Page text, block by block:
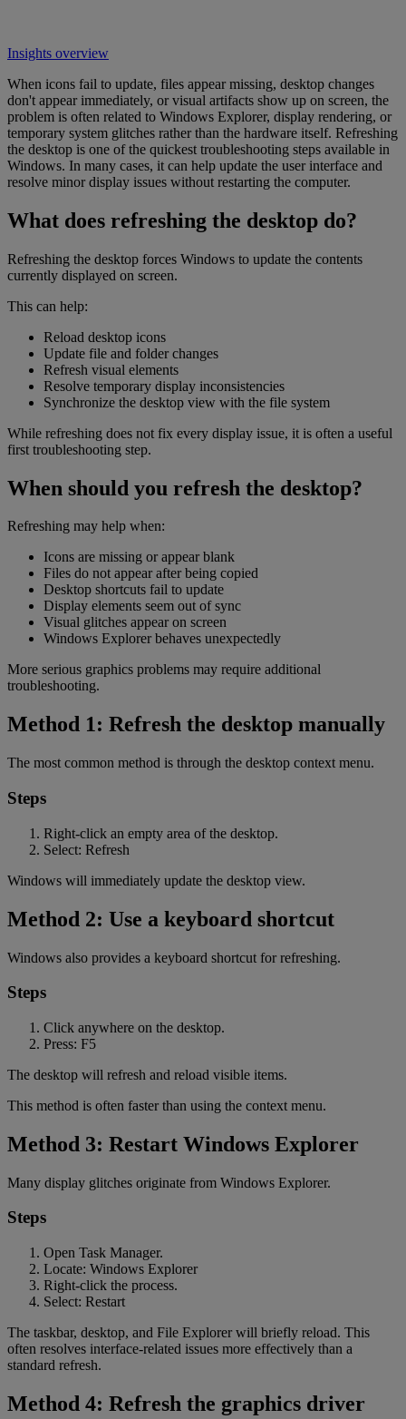
Insights overview
When icons fail to update, files appear missing, desktop changes
don't appear immediately, or visual artifacts show up on screen, the
problem is often related to Windows Explorer, display rendering, or
temporary system glitches rather than the hardware itself. Refreshing
the desktop is one of the quickest troubleshooting steps available in
Windows. In many cases, it can help update the user interface and
resolve minor display issues without restarting the computer.
What does refreshing the desktop do?
Refreshing the desktop forces Windows to update the contents
currently displayed on screen.
This can help:
Reload desktop icons
Update file and folder changes
Refresh visual elements
Resolve temporary display inconsistencies
Synchronize the desktop view with the file system
While refreshing does not fix every display issue, it is often a useful
first troubleshooting step.
When should you refresh the desktop?
Refreshing may help when:
Icons are missing or appear blank
Files do not appear after being copied
Desktop shortcuts fail to update
Display elements seem out of sync
Visual glitches appear on screen
Windows Explorer behaves unexpectedly
More serious graphics problems may require additional
troubleshooting.
Method 1: Refresh the desktop manually
The most common method is through the desktop context menu.
Steps
Right-click an empty area of the desktop.
Select: Refresh
Windows will immediately update the desktop view.
Method 2: Use a keyboard shortcut
Windows also provides a keyboard shortcut for refreshing.
Steps
Click anywhere on the desktop.
Press: F5
The desktop will refresh and reload visible items.
This method is often faster than using the context menu.
Method 3: Restart Windows Explorer
Many display glitches originate from Windows Explorer.
Steps
Open Task Manager.
Locate: Windows Explorer
Right-click the process.
Select: Restart
The taskbar, desktop, and File Explorer will briefly reload. This
often resolves interface-related issues more effectively than a
standard refresh.
Method 4: Refresh the graphics driver